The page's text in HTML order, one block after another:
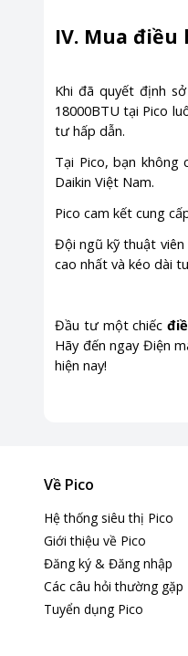
IV. Mua điều
Khi đã quyết định
18000BTU tại Pico
tư hấp dẫn.
Tại Pico, bạn không
Daikin Việt Nam.
Pico cam kết cung
Đội ngũ kỹ thuật viên
cao nhất và kéo dài
Đầu tư một chiếc
Hãy đến ngay Điện
hiện nay!
Về Pico
Hệ thống siêu thị Pico
Giới thiệu về Pico
Đăng ký & Đăng nhập
Các câu hỏi thường gặp
Tuyển dụng Pico